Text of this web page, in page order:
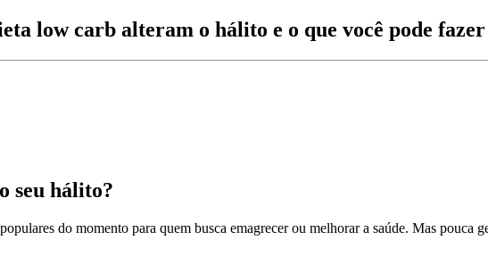
low carb alteram o hálito e o que você pode
seu hálito?
do momento para quem busca emagrecer ou melhorar a saúde. Mas pouca